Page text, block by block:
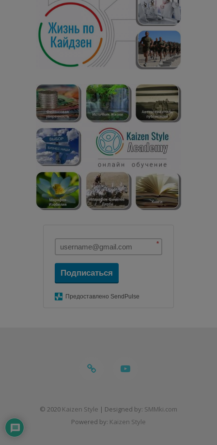
*
Подписаться
Предоставлено SendPulse
telegramyoutube
© 2020 Kaizen Style | Designed by: SMMki.com
Powered by: Kaizen Style